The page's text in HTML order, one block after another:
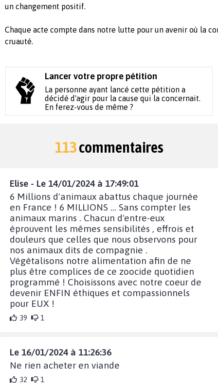
un changement positif.
Chaque acte compte dans notre lutte pour un avenir où la
cruauté.
Lancer votre propre pétition
La personne ayant lancé cette pétition a
décidé d'agir pour la cause qui la concernait.
En ferez-vous de même ?
113commentaires
Elise - Le 14/01/2024 à 17:49:01
6 Millions d'animaux abattus chaque journée
en France ! 6 MILLIONS ... Sans compter les
animaux marins . Chacun d'entre-eux
éprouvent les mêmes sensibilités , effrois et
douleurs que celles que nous observons pour
nos animaux dits de compagnie .
Végétalisons notre alimentation afin de ne
plus être complices de ce zoocide quotidien
programmé ! Choisissons avec notre coeur de
devenir ENFIN éthiques et compassionnels
pour EUX !
39 1
Le 16/01/2024 à 11:26:36
Ne rien acheter en viande
32 1